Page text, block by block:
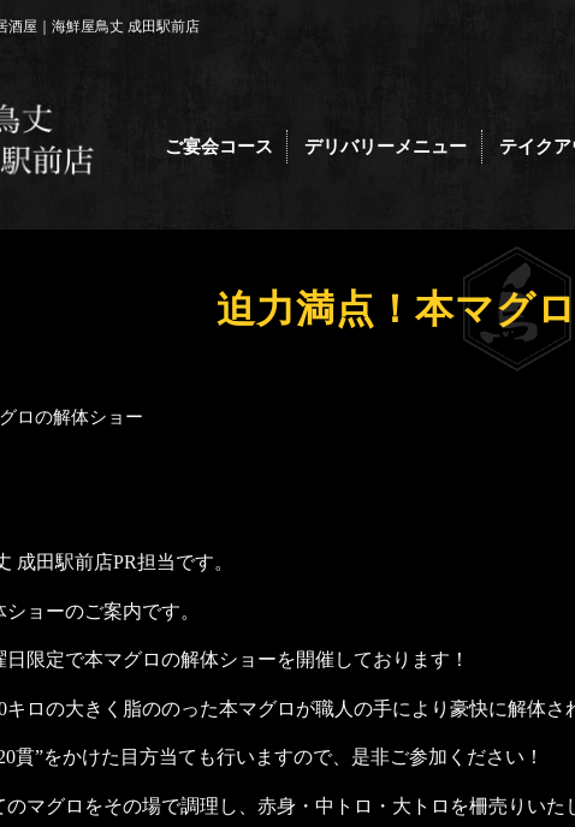
酒屋｜海鮮屋鳥丈 成田駅前店
ご宴会コース デリバリーメニュー テイク
迫力満点！本マグ
ロの解体ショー
成田駅前店PR担当です。
ョーのご案内です。
限定で本マグロの解体ショーを開催しております！
キロの大きく脂ののった本マグロが職人の手により豪快に解体さ
貫”をかけた目方当ても行いますので、是非ご参加ください！
マグロをその場で調理し、赤身・中トロ・大トロを柵売りいた